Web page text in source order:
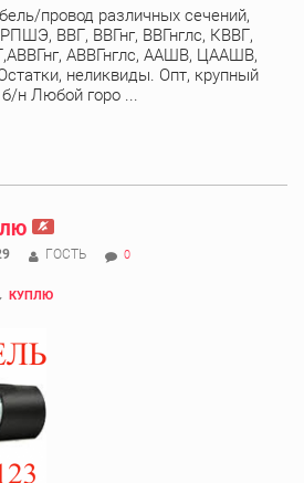
провод различных сечений,
ВВГ, ВВГнг, ВВГнглс, КВВГ,
АВВГнглс, ААШВ, ЦААШВ,
неликвиды. Опт, крупный
н Любой горо ...
ГОСТЬ 0
КУПЛЮ